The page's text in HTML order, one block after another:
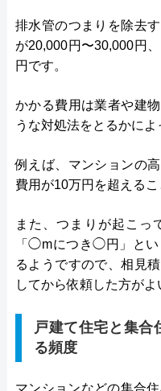
排水管のつまりを除去
が20,000円〜30,000円
円です。
かかる費用は業者や建
うな対処法をとるかによ
例えば、マンションの
費用が10万円を超えるこ
また、つまりが起こっ
「◯mにつき◯円」と
るようですので、相見
してから依頼した方がよ
戸建て住宅と集合
る頻度